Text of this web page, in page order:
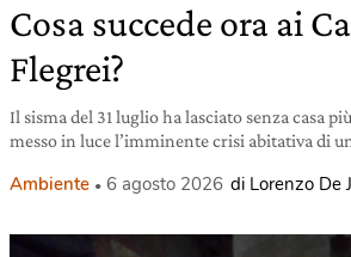
Cosa succede ora ai
Flegrei?
Il sisma del 31 luglio ha lasciato senza casa
messo in luce l’imminente crisi abitativa di
Ambiente 6 agosto 2026 di Lorenzo De